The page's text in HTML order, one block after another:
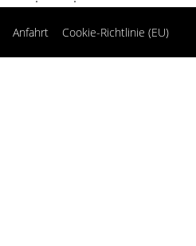
Anfahrt Cookie-Richtlinie (EU)